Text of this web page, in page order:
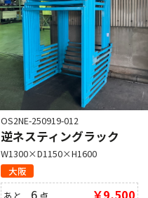
OS2NE-250919-012
逆ネスティングラック
W1300×D1150×H1600
大阪
6 ￥9,500